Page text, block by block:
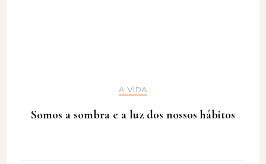
A VIDA
Somos a sombra e a luz dos nossos hábitos